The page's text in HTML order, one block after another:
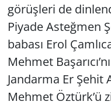
görüşleri de
Piyade Asteğmen
babası Erol
Mehmet
Jandarma Er Şehit
Mehmet Öztürk’ü